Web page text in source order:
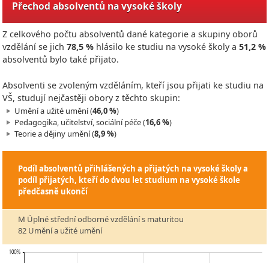
Přechod absolventů na vysoké školy
Z celkového počtu absolventů dané kategorie a skupiny oborů
vzdělání se jich 78,5 % hlásilo ke studiu na vysoké školy a 51,2 %
absolventů bylo také přijato.
Absolventi se zvoleným vzděláním, kteří jsou přijati ke studiu na
VŠ, studují nejčastěji obory z těchto skupin:
Umění a užité umění (46,0 %)
Pedagogika, učitelství, sociální péče (16,6 %)
Teorie a dějiny umění (8,9 %)
Podíl absolventů přihlášených a přijatých na vysoké školy a
podíl přijatých, kteří do dvou let studium na vysoké škole
předčasně ukončí
M Úplné střední odborné vzdělání s maturitou
82 Umění a užité umění